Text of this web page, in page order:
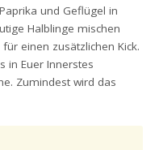
und Geflügel in
Halblinge mischen
einen zusätzlichen Kick.
in Euer Innerstes
Zumindest wird das